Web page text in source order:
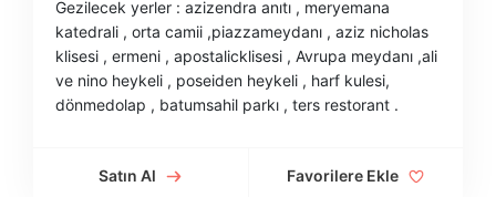
Gezilecek yerler : azizendra anıtı , meryemana
katedrali , orta camii ,piazzameydanı , aziz nicholas
klisesi , ermeni , apostalicklisesi , Avrupa meydanı ,ali
ve nino heykeli , poseiden heykeli , harf kulesi,
dönmedolap , batumsahil parkı , ters restorant .
Satın Al Favorilere Ekle